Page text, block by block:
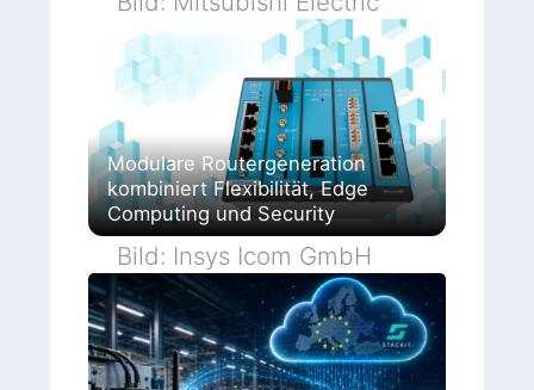
Modulare Routergeneration
kombiniert Flexibilität, Edge
Computing und Security
Bild: Insys Icom GmbH